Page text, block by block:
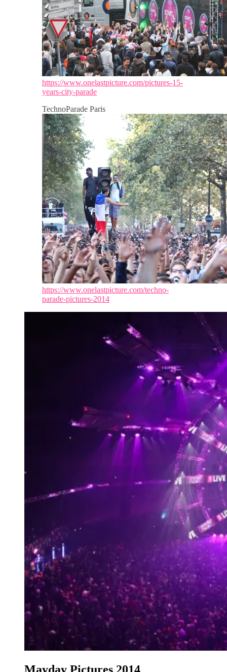
https://www.onelastpicture.com/pictures-15-
years-city-parade
TechnoParade Paris
https://www.onelastpicture.com/techno-
parade-pictures-2014